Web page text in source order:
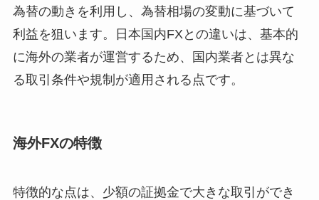
為替の動きを利用し、為替相場の変動に基づいて
利益を狙います。日本国内FXとの違いは、基本的
に海外の業者が運営するため、国内業者とは異な
る取引条件や規制が適用される点です。
海外FXの特徴
特徴的な点は、少額の証拠金で大きな取引ができ